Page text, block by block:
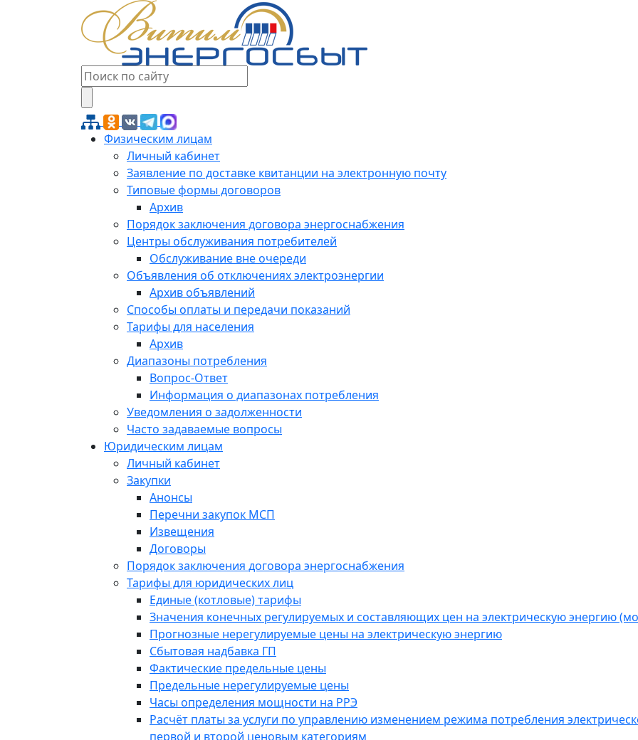
Физическим лицам
Личный кабинет
Заявление по доставке квитанции на электронную почту
Типовые формы договоров
Архив
Порядок заключения договора энергоснабжения
Центры обслуживания потребителей
Обслуживание вне очереди
Объявления об отключениях электроэнергии
Архив объявлений
Способы оплаты и передачи показаний
Тарифы для населения
Архив
Диапазоны потребления
Вопрос-Ответ
Информация о диапазонах потребления
Уведомления о задолженности
Часто задаваемые вопросы
Юридическим лицам
Личный кабинет
Закупки
Анонсы
Перечни закупок МСП
Извещения
Договоры
Порядок заключения договора энергоснабжения
Тарифы для юридических лиц
Единые (котловые) тарифы
Значения конечных регулируемых и составляющих цен на электрическую энергию
Прогнозные нерегулируемые цены на электрическую энергию
Сбытовая надбавка ГП
Фактические предельные цены
Предельные нерегулируемые цены
Часы определения мощности на РРЭ
Расчёт платы за услуги по управлению изменением режима потребления
первой и второй ценовым категориям